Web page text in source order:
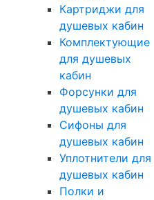
Картриджи для
душевых кабин
Комплектующие
для душевых
кабин
Форсунки для
душевых кабин
Сифоны для
душевых кабин
Уплотнители для
душевых кабин
Полки и